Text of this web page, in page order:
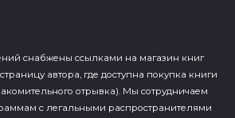
cнабжены ссылками на магазин книг
автора, где доступна покупка книги
отрывка). Мы сотрудничаем
с легальными распространителями